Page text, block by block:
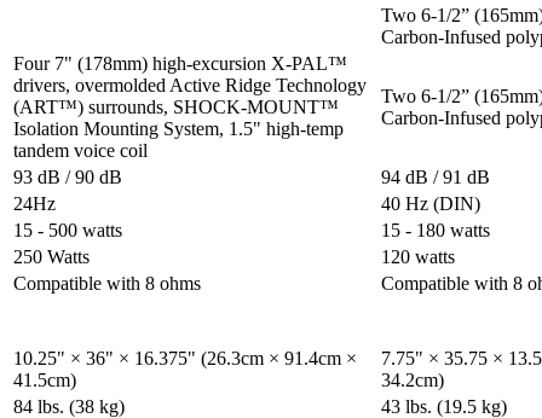
Two 6-1/2”
Carbon-Infused
Four 7" (178mm) high-excursion X-PAL™
drivers, overmolded Active Ridge Technology
(ART™) surrounds, SHOCK-MOUNT™
Isolation Mounting System, 1.5" high-temp
tandem voice coil
Two 6-1/2”
Carbon-Infused
93 dB / 90 dB
94 dB / 91 dB
24Hz
40 Hz (DIN)
15 - 500 watts
15 - 180 watts
250 Watts
120 watts
Compatible with 8 ohms
Compatible with 8
10.25" × 36" × 16.375" (26.3cm × 91.4cm ×
41.5cm)
7.75" × 35.75 ×
34.2cm)
84 lbs. (38 kg)
43 lbs. (19.5 kg)